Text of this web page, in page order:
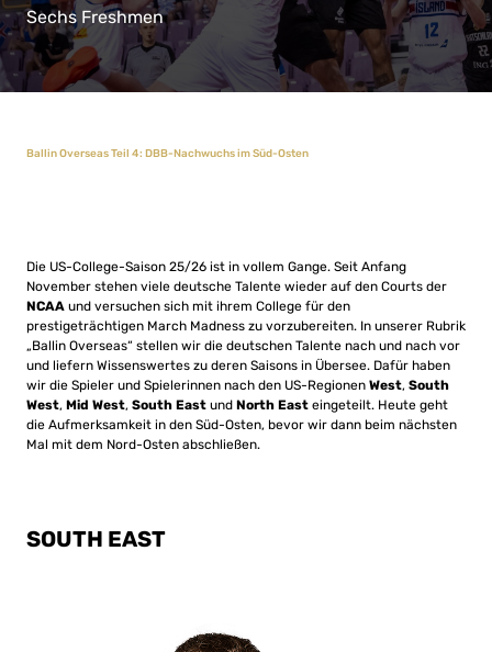
Sechs Freshmen
Ballin Overseas Teil 4: DBB-Nachwuchs im Süd-Osten
Die US-College-Saison 25/26 ist in vollem Gange. Seit Anfang
November stehen viele deutsche Talente wieder auf den Courts der
NCAA und versuchen sich mit ihrem College für den
prestigeträchtigen March Madness zu vorzubereiten. In unserer Rubrik
„Ballin Overseas“ stellen wir die deutschen Talente nach und nach vor
und liefern Wissenswertes zu deren Saisons in Übersee. Dafür haben
wir die Spieler und Spielerinnen nach den US-Regionen West, South
West, Mid West, South East und North East eingeteilt. Heute geht
die Aufmerksamkeit in den Süd-Osten, bevor wir dann beim nächsten
Mal mit dem Nord-Osten abschließen.
SOUTH EAST